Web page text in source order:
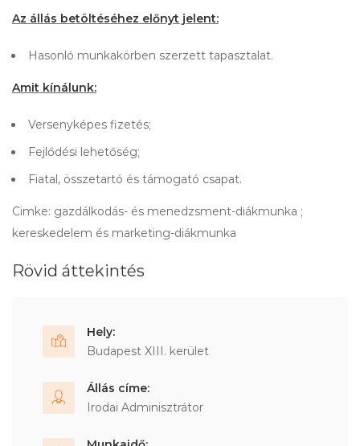
Az állás betöltéséhez előnyt jelent:
Hasonló munkakörben szerzett tapasztalat.
Amit kínálunk:
Versenyképes fizetés;
Fejlődési lehetőség;
Fiatal, összetartó és támogató csapat.
Cimke: gazdálkodás- és menedzsment-diákmunka ;
kereskedelem és marketing-diákmunka
Rövid áttekintés
Hely:
Budapest XIII. kerület
Állás címe:
Irodai Adminisztrátor